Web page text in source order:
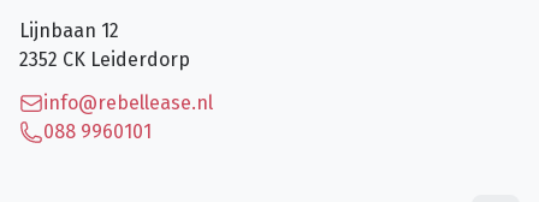
Lijnbaan 12
2352 CK Leiderdorp
info@rebellease.nl
088 9960101